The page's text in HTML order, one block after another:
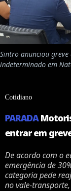
Sintro anunciou
indeterminado em
Cotidiano
PARADA
entrar em
De acordo com o
emergência de
categoria pede
no vale-